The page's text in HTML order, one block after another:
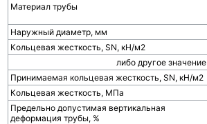
Материал трубы
Наружный диаметр, мм
Кольцевая жесткость, SN, кН/м2
либо другое значение
Принимаемая кольцевая жесткость, SN, кН/м2
Кольцевая жесткость, МПа
Предельно допустимая вертикальная
деформация трубы, %